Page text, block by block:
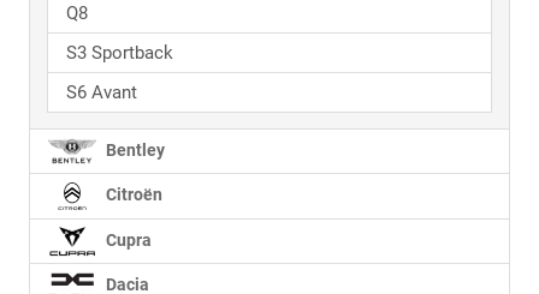
Q8
S3 Sportback
S6 Avant
Bentley
Citroën
Cupra
Dacia